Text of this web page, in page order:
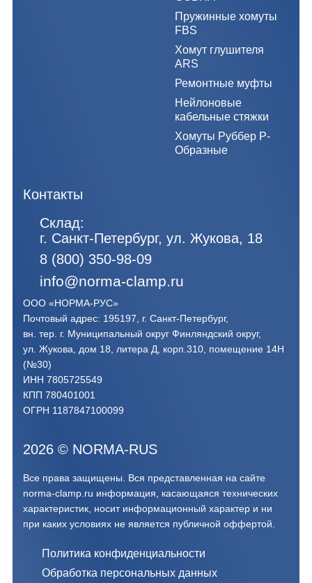
Пружинные хомуты
FBS
Хомут глушителя
ARS
Ремонтные муфты
Нейлоновые
кабельные стяжки
Хомуты Руббер Р-
Образные
Контакты
Склад:
г. Санкт-Петербург, ул. Жукова, 18
8 (800) 350-98-09
info@norma-clamp.ru
ООО «НОРМА-РУС»
Почтовый адрес: 195197, г. Санкт-Петербург,
вн. тер. г. Муниципальный округ Финляндский округ,
ул. Жукова, дом 18, литера Д, корп.310, помещение 14Н
(№30)
ИНН 7805725549
КПП 780401001
ОГРН 1187847100099
2026 © NORMA-RUS
Все права защищены. Вся представленная на сайте
norma-clamp.ru информация, касающаяся технических
характеристик, носит информационный характер и ни
при каких условиях не является публичной оффертой.‍
Политика конфиденциальности
Обработка персональных данных